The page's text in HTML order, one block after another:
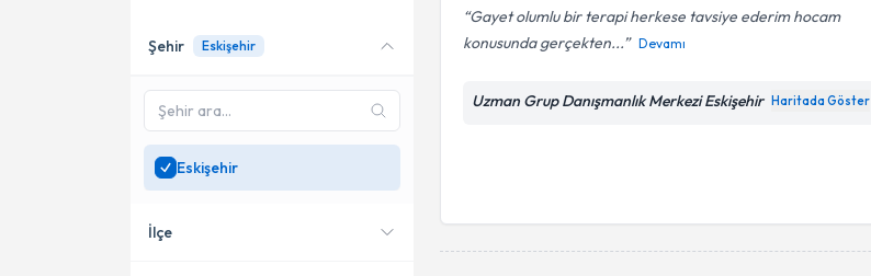
Gayet olumlu bir terapi herkese tavsiye ederim hocam
konusunda gerçekten...
Devamı
Uzman Grup Danışmanlık Merkezi Eskişehir Haritada Göster
Online danışmanlık sunan
SadeceEskişehir
bölgesinde uzman ara
Şehir Eskişehir
Eskişehir
İlçe